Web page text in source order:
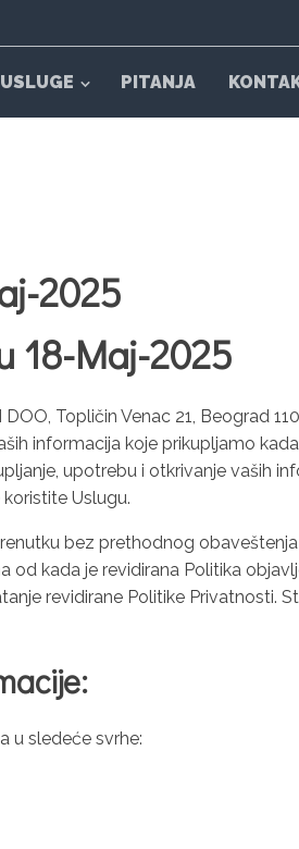
USLUGE PITANJA
2025
18-Maj-2025
Topličin Venac 21, Beograd
informacija koje prikupljamo
upotrebu i otkrivanje vaših
Uslugu.
bez prethodnog
od kada je revidirana Politika
revidirane Politike Privatnosti.
u sledeće svrhe: